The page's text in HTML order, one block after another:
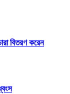
বিতরণ করেন